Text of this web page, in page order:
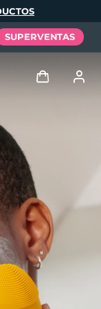
SUPERVENTAS
Iniciar sesión
de usuario
dispositivos
Mis pedidos
direcciones
suscripciones
中文